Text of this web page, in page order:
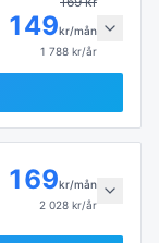
149kr/mån
1 788 kr/år
169kr/mån
2 028 kr/år